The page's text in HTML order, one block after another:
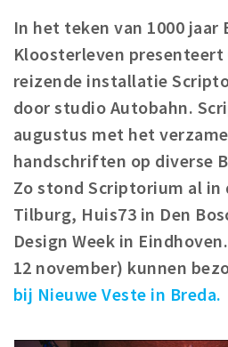
Winkelgebieden
Parkeren
Bezienswaardigheden
Musea, theaters & podia
Uitjes & activiteiten
Toeristische routes
Natuurgebieden
Baroniepoorten
Sport
In het teken van 1000 jaar
Kloosterleven
reizende installatie
door studio Autobahn.
augustus met het
handschriften op diverse
Zo stond Scriptorium al in
Tilburg, Huis73 in Den
Design Week in
12 november) kunnen
bij Nieuwe Veste in Breda.